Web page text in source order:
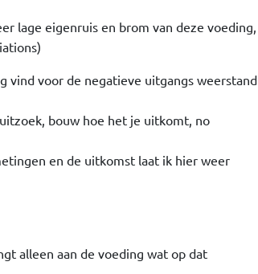
lage eigenruis en brom van deze voeding,
vind voor de negatieve uitgangs weerstand
bouw hoe het je uitkomt, no
en de uitkomst laat ik hier weer
alleen aan de voeding wat op dat